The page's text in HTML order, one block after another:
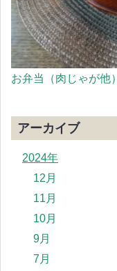
お弁当（肉じゃが他）
アーカイブ
2024年
12月
11月
10月
9月
7月